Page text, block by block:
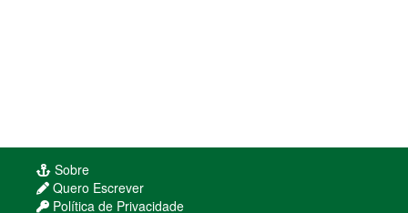
Sobre
Quero Escrever
Política de Privacidade